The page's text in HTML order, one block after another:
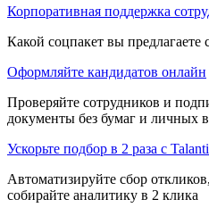
Корпоративная поддержка
Какой соцпакет вы
Оформляйте кандидатов онлайн
Проверяйте сотрудников и
документы без бумаг и личных
Ускорьте подбор в 2 раза с
Автоматизируйте сбор
собирайте аналитику в 2 клика